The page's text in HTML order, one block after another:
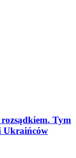
Tym
Ukraińców